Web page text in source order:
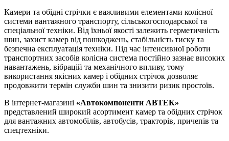
Камери та обідні стрічки є важливими елементами колісної
системи вантажного транспорту, сільськогосподарської та
спеціальної техніки. Від їхньої якості залежить герметичність
шин, захист камер від пошкоджень, стабільність тиску та
безпечна експлуатація техніки. Під час інтенсивної роботи
транспортних засобів колісна система постійно зазнає високих
навантажень, вібрацій та механічного впливу, тому
використання якісних камер і обідних стрічок дозволяє
продовжити термін служби шин та знизити ризик простоїв.
В інтернет-магазині «Автокомпоненти АВТЕК»
представлений широкий асортимент камер та обідних стрічок
для вантажних автомобілів, автобусів, тракторів, причепів та
спецтехніки.